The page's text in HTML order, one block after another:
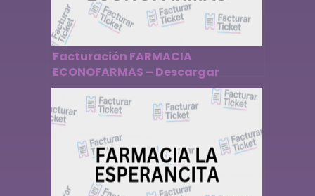
Facturación FARMACIA
ECONOFARMAS – Descargar
Factura